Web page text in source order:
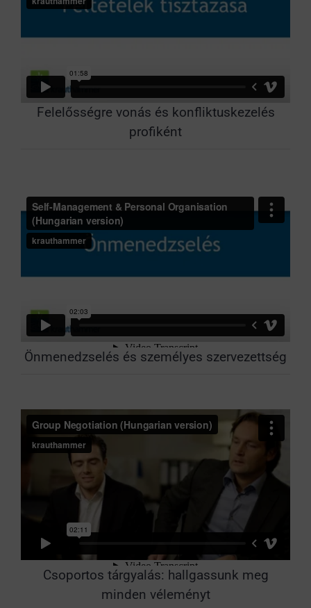
Felelősségre vonás és konfliktuskezelés
profiként
Önmenedzselés és személyes szervezettség
Csoportos tárgyalás: hallgassunk meg
minden véleményt